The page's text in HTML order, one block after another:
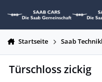
Startseite Saab
Türschloss zickig